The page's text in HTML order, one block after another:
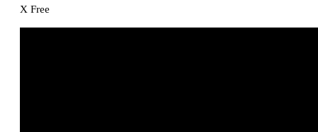
X Free